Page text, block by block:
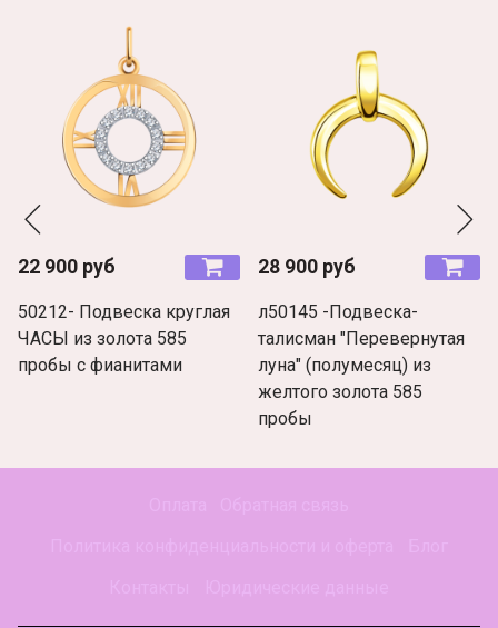
22 900 руб
50212- Подвеска круглая
ЧАСЫ из золота 585
пробы с фианитами
28 900 руб
л50145 -Подвеска-
талисман "Перевернутая
луна" (полумесяц) из
желтого золота 585
пробы